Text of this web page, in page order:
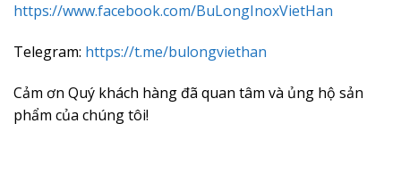
https://www.facebook.com/BuLongInoxVietHan
Telegram: https://t.me/bulongviethan
Cảm ơn Quý khách hàng đã quan tâm và ủng hộ sản
phẩm của chúng tôi!